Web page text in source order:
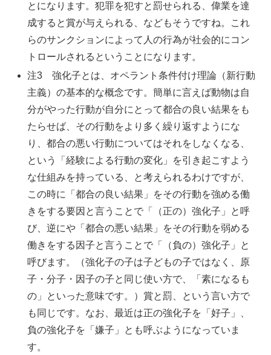
とになります。犯罪を犯すと罰せられる、偉業を達
成すると賞が与えられる、などもそうですね。これ
らのサンクションによって人の行為が社会的にコン
トロールされるということになります。
注3 強化子とは、オペラント条件付け理論（新行動
主義）の基本的な概念です。簡単に言えば動物は自
分がやった行動が自分にとって都合の良い結果をも
たらせば、その行動をより多く繰り返すようにな
り、都合の悪い行動についてはそれをしなくなる、
という「経験による行動の変化」を引き起こすよう
な仕組みを持っている、と考えられるわけですが、
この時に「都合の良い結果」をその行動を強める働
きをする要因と言うことで「（正の）強化子」と呼
び、逆にや「都合の悪い結果」をその行動を弱める
働きをする因子と言うことで「（負の）強化子」と
呼びます。（強化子の子は子どもの子ではなく、原
子・分子・因子の子と同じ使い方で、「素になるも
の」といった意味です。）賞と罰、という言い方で
も同じです。なお、最近は正の強化子を「好子」、
負の強化子を「嫌子」とも呼ぶようになっていま
す。